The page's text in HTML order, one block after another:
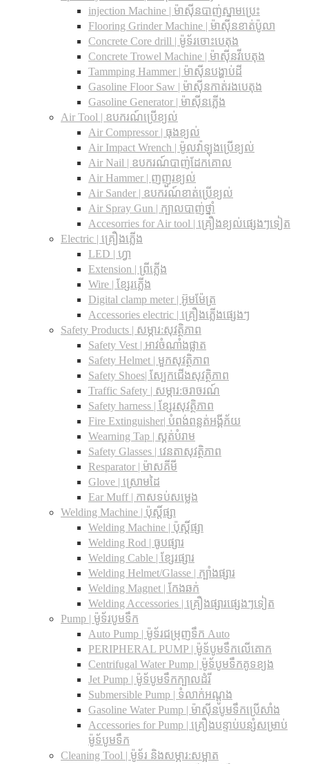
injection Machine | ម៉ាស៊ីនបាញ់ស្នាមប្រេះ
Flooring Grinder Machine | ម៉ាស៊ីនខាត់ប៉ូលា
Concrete Core drill | ម៉ូទ័រចោះបេតុង
Concrete Trowel Machine | ម៉ាស៊ីនវីបេតុង
Tammping Hammer | ម៉ាស៊ីនបង្ហាប់ដី
Gasoline Floor Saw | ម៉ាស៊ីនកាត់រងបេតុង
Gasoline Generator | ម៉ាស៊ីនភ្លើង
Air Tool | ឧបករណ៍ប្រើខ្យល់
Air Compressor | ធុងខ្យល់
Air Impact Wrench | ម៉ូលវ៉ាឡុងប្រើខ្យល់
Air Nail | ឧបករណ៍បាញ់ដែកគោល
Air Hammer | ញញួរខ្យល់
Air Sander | ឧបករណ៍ខាត់ប្រើខ្យល់
Air Spray Gun | ក្បាលបាញ់ថ្នាំ
Accesorries for Air tool | គ្រឿងខ្យល់ផ្សេងៗទៀត
Electric | គ្រឿងភ្លើង
LED | ហ្វា
Extension | ព្រីភ្លើង
Wire | ខ្សែរភ្លើង
Digital clamp meter | អ៊ូមម៉ែត្រ
Accessories electric | គ្រឿងភ្លើងផ្សេងៗ
Safety Products | សម្ភារ:សុវត្ថិភាព
Safety Vest | អាវចំណាំងផ្លាត
Safety Helmet | មួកសុវត្ថិភាព
Safety Shoes| ស្បែកជើងសុវត្ថិភាព
Traffic Safety​ | សម្ភារ:ចរាចរណ៍
Safety harness | ខ្សែរសុវត្ថិភាព
Fire Extinguisher| បំពង់ពន្លត់អង្គីភ័យ
Wearning Tap | ស្គត់បំរាម
Safety Glasses | វេនតាសុវត្ថិភាព
Resparator | ម៉ាសគីមី
Glove | ស្រោមដៃ
Ear Muff | កាសទប់សម្លេង
Welding Machine | ប៉ុស្តិ៍ផ្សា
Welding Machine | ប៉ុស្តិ៍ផ្សា
Welding Rod | ធូបផ្សារ
Welding Cable | ខ្សែរផ្សារ
Welding Helmet/Glasse | ក្បាំងផ្សារ
Welding Magnet | កែងឆក់
Welding Accessories | គ្រឿងផ្សារផ្សេងៗទៀត
Pump | ម៉ូទ័របូមទឹក
Auto Pump | ម៉ូទ័រជម្រុញទឹក Auto
PERIPHERAL PUMP | ម៉ូទ័បូមទឹកលើគោក
Centrifugal Water Pump | ម៉ូទ័បូមទឹកគូទខ្យង
Jet Pump | ម៉ូទ័បូមទឹកក្បាលដំរី
Submersible Pump | ទំលាក់អណ្តូង
Gasoline Water Pump | ម៉ាស៊ីនបូមទឹកប្រើសាំង
Accessories for Pump | គ្រឿងបន្ទាប់បន្សំសម្រាប់
ម៉ូទ័បូមទឹក
Cleaning Tool | ម៉ូទ័រ និងសម្ភារ:សម្អាត